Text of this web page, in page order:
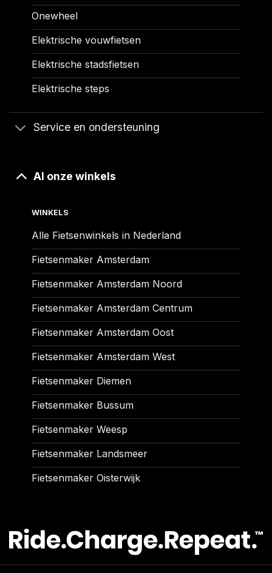
Onewheel
Elektrische vouwfietsen
Elektrische stadsfietsen
Elektrische steps
Service en ondersteuning
Al onze winkels
WINKELS
Alle Fietsenwinkels in Nederland
Fietsenmaker Amsterdam
Fietsenmaker Amsterdam Noord
Fietsenmaker Amsterdam Centrum
Fietsenmaker Amsterdam Oost
Fietsenmaker Amsterdam West
Fietsenmaker Diemen
Fietsenmaker Bussum
Fietsenmaker Weesp
Fietsenmaker Landsmeer
Fietsenmaker Oisterwijk